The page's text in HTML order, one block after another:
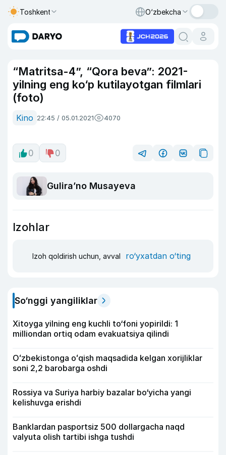
Toshkent O‘zbekcha
“Matritsa-4”, “Qora beva”: 2021-
yilning eng ko‘p kutilayotgan filmlari
(foto)
Kino 22:45 / 05.01.2021 4070
0 0
Guliraʼno Musayeva
Izohlar
Izoh qoldirish uchun, avval ro‘yxatdan o‘ting
So‘nggi yangiliklar
Xitoyga yilning eng kuchli to‘foni yopirildi: 1
milliondan ortiq odam evakuatsiya qilindi
Oʻzbekistonga oʻqish maqsadida kelgan xorijliklar
soni 2,2 barobarga oshdi
Rossiya va Suriya harbiy bazalar bo‘yicha yangi
kelishuvga erishdi
Banklardan pasportsiz 500 dollargacha naqd
valyuta olish tartibi ishga tushdi